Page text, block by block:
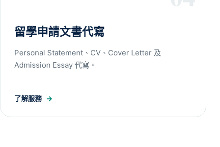
留學申請文書代寫
Personal Statement、CV、Cover Letter 及
Admission Essay 代寫。
了解服務 →